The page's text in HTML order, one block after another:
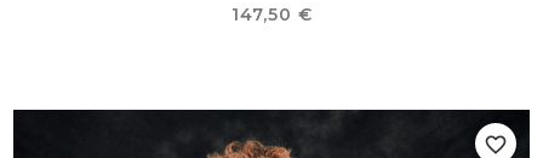
Precio
147,50 €
favorite_border